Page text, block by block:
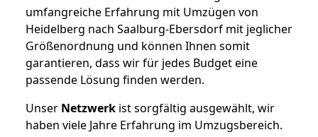
umfangreiche Erfahrung mit Umzügen von
Heidelberg nach Saalburg-Ebersdorf mit jeglicher
Größenordnung und können Ihnen somit
garantieren, dass wir für jedes Budget eine
passende Lösung finden werden.
Unser Netzwerk ist sorgfältig ausgewählt, wir
haben viele Jahre Erfahrung im Umzugsbereich.